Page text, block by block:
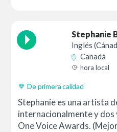
Stephanie
Inglés
Canadá
hora local
De primera calidad
Stephanie es una artista
internacionalmente y dos
One Voice Awards.